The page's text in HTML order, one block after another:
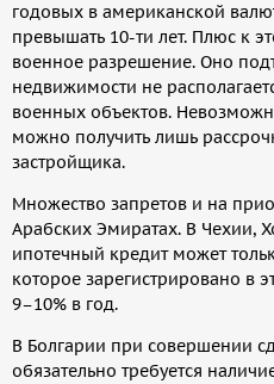
годовых в американской
превышать 10-ти лет. Плюс к
военное разрешение. Оно
недвижимости не
военных объектов.
можно получить лишь
застройщика.
Множество запретов и на
Арабских Эмиратах. В Чехии,
ипотечный кредит может
которое зарегистрировано в
9–10% в год.
В Болгарии при совершении
обязательно требуется